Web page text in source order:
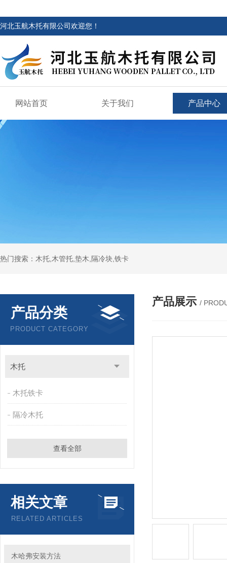
河北玉航木托有限公司欢迎您！
网站首页 关于我们 产品中心
热门搜索：木托,木管托,垫木,隔冷块,铁卡
产品分类
PRODUCT CATEGORY
木托
木托铁卡
隔冷木托
查看全部
相关文章
RELATED ARTICLES
木哈弗安装方法
产品展示 /